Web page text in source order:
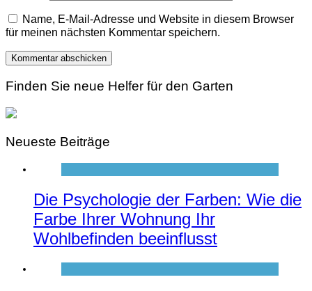
Name, E-Mail-Adresse und Website in diesem Browser
für meinen nächsten Kommentar speichern.
Finden Sie neue Helfer für den Garten
Neueste Beiträge
Die Psychologie der Farben: Wie die
Farbe Ihrer Wohnung Ihr
Wohlbefinden beeinflusst